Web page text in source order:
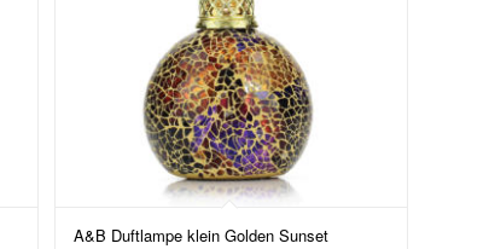
A&B Duftlampe klein Golden Sunset